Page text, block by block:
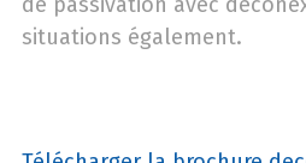
situations également.